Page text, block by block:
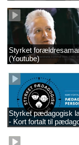
Styrket
(Youtube)
Styrket pædagogisk
- Kort fortalt til
personale /Youtube)